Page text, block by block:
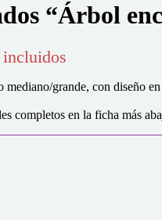
“Árbol
incluidos
mediano/grande, con diseño
completos en la ficha más